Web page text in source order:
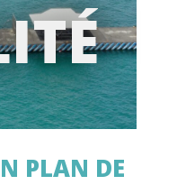
PLAN DE